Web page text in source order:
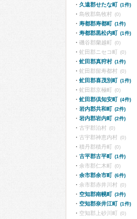
久遠郡せたな町 (1件)
島牧郡島牧村 (0)
寿都郡寿都町 (1件)
寿都郡黒松内町 (1件)
磯谷郡蘭越町 (0)
虻田郡ニセコ町 (0)
虻田郡真狩村 (1件)
虻田郡留寿都村 (0)
虻田郡喜茂別町 (1件)
虻田郡京極町 (0)
虻田郡倶知安町 (4件)
岩内郡共和町 (2件)
岩内郡岩内町 (2件)
古宇郡泊村 (0)
古宇郡神恵内村 (0)
積丹郡積丹町 (0)
古平郡古平町 (1件)
余市郡仁木町 (0)
余市郡余市町 (6件)
余市郡赤井川村 (0)
空知郡南幌町 (3件)
空知郡奈井江町 (1件)
空知郡上砂川町 (0)